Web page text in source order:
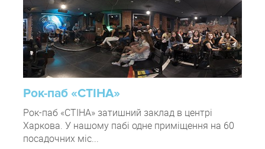
Рок-паб «СТІНА»
Рок-паб «СТІНА» затишний заклад в центрі
Харкова. У нашому пабі одне приміщення на 60
посадочних міс...